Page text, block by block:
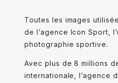
Toutes les images
de l’agence Icon Sport,
photographie sportive.
Avec plus de 8 millions
internationale, l’agence